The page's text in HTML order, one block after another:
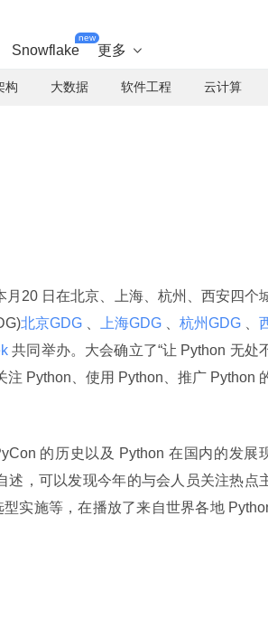
Snowflake
new
更多 
构 大数据 软件工程 云计算
月20 日在北京、上海、杭州、西安四个
北京GDG 上海GDG 杭州GDG
共同举办。大会确立了“让 Python 无处
注 Python、使用 Python、推广 Python
的历史以及 Python 在国内的发展
述，可以发现今年的与会人员关注热点
实施等，在播放了来自世界各地